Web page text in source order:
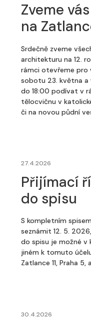
Zveme
na
Srdečně zveme
architekturu na 12.
rámci otevřeme pro
sobotu 23. května a
do 18:00 podívat v
tělocvičnu v
či na novou půdní
27.4.2026
Přijímací
do spisu
S kompletním
seznámit 12. 5.
do spisu je možné v
jiném k tomuto
Zatlance 11, Praha
30.4.2026